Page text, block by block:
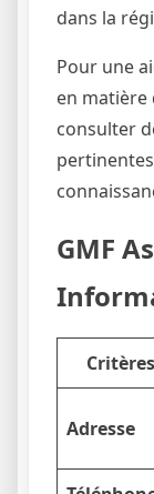
dans la
Pour une
en matière
consulter
GMF
Critères
Adresse